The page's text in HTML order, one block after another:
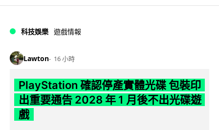
科技娛樂 遊戲情報
Lawton 16 小時
PlayStation 確認停產實體光碟 包裝印
出重要通告 2028 年 1 月後不出光碟遊
戲